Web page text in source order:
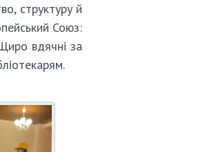
структуру й
Союз:
вдячні за